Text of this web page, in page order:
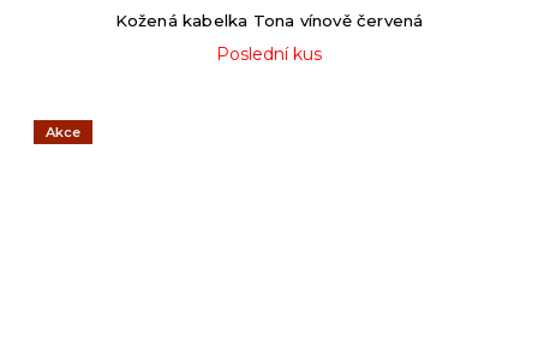
Kožená kabelka Tona vínově červená
Poslední kus
Akce